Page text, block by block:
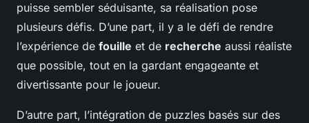
puisse sembler séduisante, sa réalisation pose
plusieurs défis. D’une part, il y a le défi de rendre
l’expérience de fouille et de recherche aussi réaliste
que possible, tout en la gardant engageante et
divertissante pour le joueur.
D’autre part, l’intégration de puzzles basés sur des